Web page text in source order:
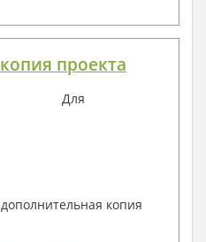
проекта
Для
копия